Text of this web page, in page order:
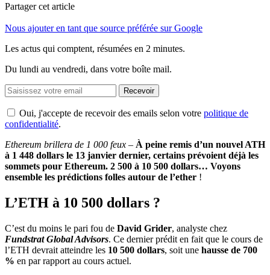
Partager cet article
Nous ajouter en tant que source préférée sur Google
Les actus qui comptent, résumées en 2 minutes.
Du lundi au vendredi, dans votre boîte mail.
Recevoir
Oui, j'accepte de recevoir des emails selon votre politique de
confidentialité.
Ethereum brillera de 1 000 feux – À peine remis d’un nouvel ATH
à 1 448 dollars le 13 janvier dernier, certains prévoient déjà les
sommets pour Ethereum. 2 500 à 10 500 dollars… Voyons
ensemble les prédictions folles autour de l’ether !
L’ETH à 10 500 dollars ?
C’est du moins le pari fou de David Grider, analyste chez
Fundstrat Global Advisors. Ce dernier prédit en fait que le cours de
l’ETH devrait atteindre les 10 500 dollars, soit une hausse de 700
% en par rapport au cours actuel.